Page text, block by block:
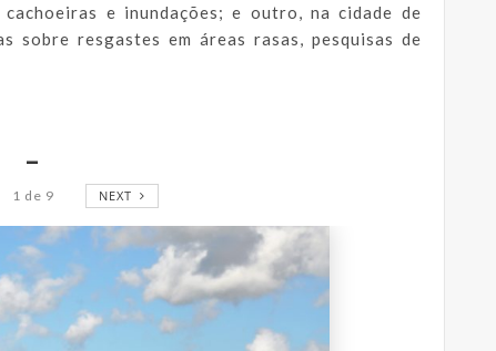
e inundações; e outro, na cidade de
sobre resgastes em áreas rasas, pesquisas de
1 de 9 NEXT